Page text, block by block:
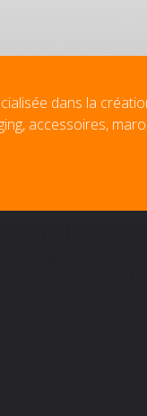
dans la
accessoires,